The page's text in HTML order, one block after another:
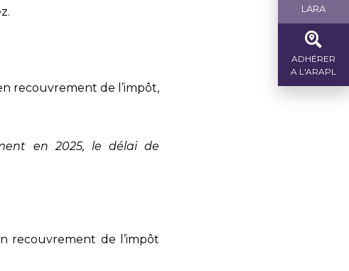
recouvrement de l’impôt,
en 2025, le délai de
recouvrement de l’impôt
LARA
ADHÉRER
A L'ARAPL